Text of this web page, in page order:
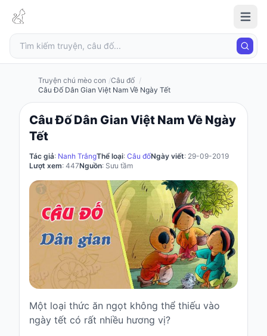
chú
mèo
con
Đăng
nhập
Đăng
Đăng
Truyện
Truyện
bé
Truyện chú mèo con Câu đố
Câu Đố Dân Gian Việt Nam Về Ngày Tết
Câu Đố Dân Gian Việt Nam Về Ngày
Tết
Tác giả: Nanh TrắngThể loại: Câu đốNgày viết: 29-09-2019
Lượt xem: 447Nguồn: Sưu tầm
Một loại thức ăn ngọt không thể thiếu vào
ngày tết có rất nhiều hương vị?